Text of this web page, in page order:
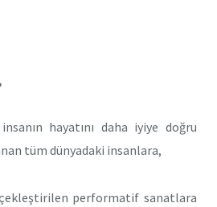
hayatını daha iyiye doğru
tüm dünyadaki insanlara,
performatif sanatlara